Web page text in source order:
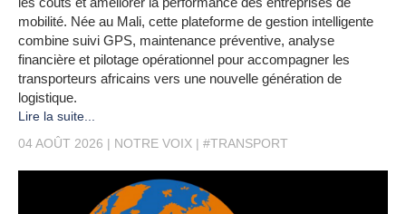
mobilité. Née au Mali, cette plateforme de gestion intelligente
combine suivi GPS, maintenance préventive, analyse
financière et pilotage opérationnel pour accompagner les
transporteurs africains vers une nouvelle génération de
logistique.
Lire la suite...
04 AOÛT 2026
NOTRE VOIX #TRANSPORT